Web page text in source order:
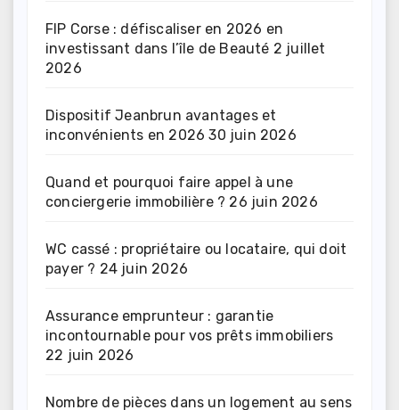
FIP Corse : défiscaliser en 2026 en
investissant dans l’île de Beauté 2 juillet
2026
Dispositif Jeanbrun avantages et
inconvénients en 2026 30 juin 2026
Quand et pourquoi faire appel à une
conciergerie immobilière ? 26 juin 2026
WC cassé : propriétaire ou locataire, qui doit
payer ? 24 juin 2026
Assurance emprunteur : garantie
incontournable pour vos prêts immobiliers
22 juin 2026
Nombre de pièces dans un logement au sens